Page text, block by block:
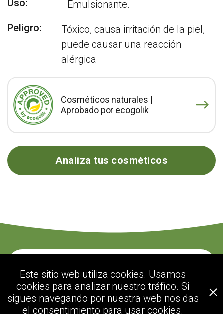
Uso:
Emulsionante.
Peligro:
Tóxico, causa irritación de la piel,
puede causar una reacción
alérgica
Cosméticos naturales |
Aprobado por ecogolik
Analiza tus cosméticos
ecogolik.com
Este sitio web utiliza cookies. Usamos
cookies para analizar nuestro tráfico. Si
sigues navegando por nuestra web nos das
el consentimiento para usar cookies.